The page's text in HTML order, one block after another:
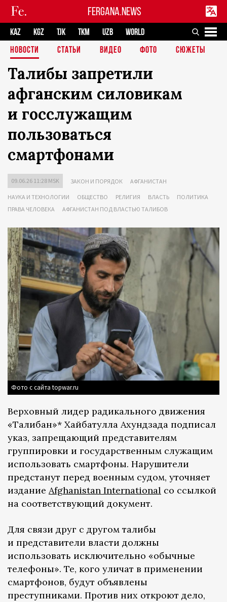
FERGANA.NEWS
KAZ KGZ TJK TKM UZB
WORLD
НОВОСТИ
СТАТЬИ ВИДЕО ФОТО СЮЖЕТЫ
Талибы запретили
афганским силовикам
и госслужащим
пользоваться
смартфонами
09.06.26 11:28 MSK ЗАКОН И ПОРЯДОК АФГАНИСТАН
НАУКА И ТЕХНОЛОГИИ ОБЩЕСТВО РЕЛИГИЯ ВЛАСТЬ
ПОЛИТИКА
ПРАВА ЧЕЛОВЕКА
АФГАНИСТАН ПОД ВЛАСТЬЮ ТАЛИБОВ
Фото с сайта topwar.ru
Верховный лидер радикального движения
«Талибан»* Хайбатулла Ахундзада подписал
указ, запрещающий представителям
группировки и государственным служащим
использовать смартфоны. Нарушители
предстанут перед военным судом, уточняет
издание Afghanistan International со ссылкой
на соответствующий документ.
Для связи друг с другом талибы
и представители власти должны
использовать исключительно «обычные
телефоны». Те, кого уличат в применении
смартфонов, будут объявлены
преступниками. Против них откроют дело,